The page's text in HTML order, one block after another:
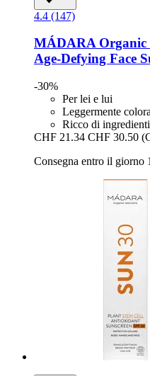
4.4 (147)
MÁDARA Organic
Age-​Defying Face
-30%
Per lei e lui
Leggermente
Ricco di
CHF 21.34 CHF 30.50
Consegna entro il giorno